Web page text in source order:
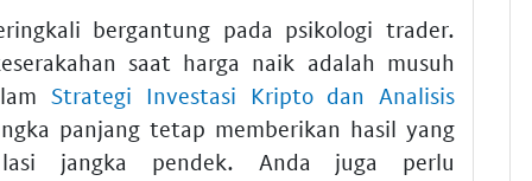
bergantung pada psikologi trader.
saat harga naik adalah musuh
Strategi Investasi Kripto dan Analisis
panjang tetap memberikan hasil yang
jangka pendek. Anda juga perlu